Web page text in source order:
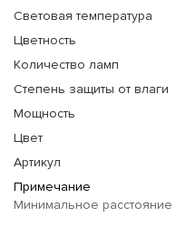
Световая температура
Цветность
Количество ламп
Степень защиты от влаги
Мощность
Цвет
Артикул
Примечание
Минимальное